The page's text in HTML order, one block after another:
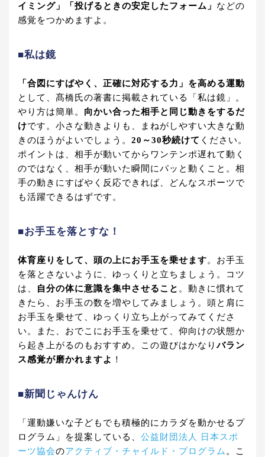
イミング」「投げるときの安定したフォーム」 などの
感覚をつかめますよ。
■私は鏡
「合図にすばやく、正確に対応する力」を高める運動
として、髙橋氏の著書に掲載されている「私は鏡」。
やり方は簡単。 向かい合った相手と同じ動きをするだ
けです。小さな動きよりも、まねがしやすい大きな動
きのほうがよいでしょう。 20～30秒続けて ください。
ポイントは、相手が動いてからワンテンポ遅れて動く
のではなく、相手が動いた瞬間にパッと動くこと。相
手の動きにすばやく反応できれば、どんなスポーツで
も活躍できるはずです。
■お手玉を落とすな！
体育座りをして、頭の上にお手玉を乗せます。お手玉
を落とさないように、ゆっくりと立ちましょう。コツ
は、
自分の体に意識を集中させること 。動きに慣れて
きたら、お手玉の数を増やしてみましょう。頭と肩に
お手玉を乗せて、ゆっくり立ち上がってみてくださ
い。また、おでこにお手玉を乗せて、仰向けの状態か
ら起き上がるのもおすすめ。この遊びはかなりバラン
ス感覚が磨かれますよ ！
■新聞じゃんけん
「運動嫌いな子どもでも積極的にカラダを動かせるプ
ログラム」を提案している、 公益財団法人 日本スポ
ーツ協会のアクティブ・チャイルド・プログラム。こ